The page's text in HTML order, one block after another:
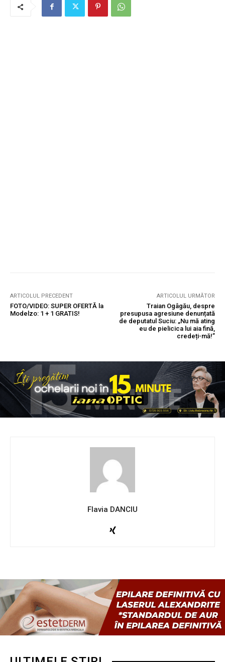
ARTICOLUL PRECEDENT
FOTO/VIDEO: SUPER OFERTĂ la
Modelzo: 1 + 1 GRATIS!
ARTICOLUL URMĂTOR
Traian Ogâgău, despre
presupusa agresiune denunțată
de deputatul Suciu: „Nu mă ating
eu de pielicica lui aia fină,
credeți-mă!”
Flavia DANCIU